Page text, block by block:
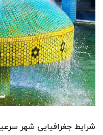
شرایط جغرافیایی شهر